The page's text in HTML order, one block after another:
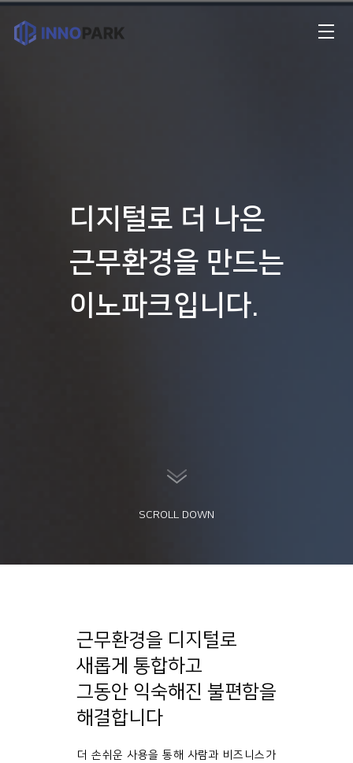
디지털로 더 나은
근무환경을 만드는
이노파크입니다.
SCROLL DOWN
근무환경을 디지털로
새롭게 통합하고
그동안 익숙해진 불편함을
해결합니다
더 손쉬운 사용을 통해 사람과 비즈니스가